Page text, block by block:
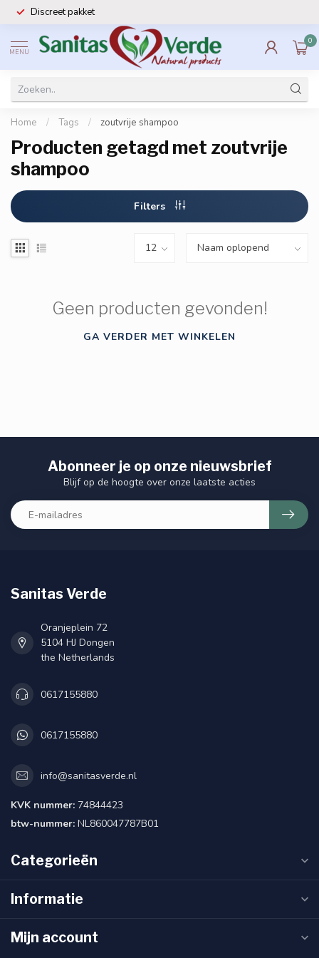
Discreet pakket
MENU
0
Home / Tags / zoutvrije shampoo
Producten getagd met zoutvrije
shampoo
Filters
Geen producten gevonden!
GA VERDER MET WINKELEN
Abonneer je op onze nieuwsbrief
Blijf op de hoogte over onze laatste acties
Sanitas Verde
Oranjeplein 72
5104 HJ Dongen
the Netherlands
0617155880
0617155880
info@sanitasverde.nl
KVK nummer: 74844423
btw-nummer: NL860047787B01
Categorieën
Informatie
Mijn account